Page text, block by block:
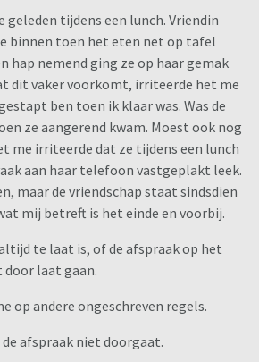
geleden tijdens een lunch. Vriendin
binnen toen het eten net op tafel
hap nemend ging ze op haar gemak
dit vaker voorkomt, irriteerde het me
ben toen ik klaar was. Was de
ze aangerend kwam. Moest ook nog
me irriteerde dat ze tijdens een lunch
aan haar telefoon vastgeplakt leek.
maar de vriendschap staat sindsdien
mij betreft is het einde en voorbij.
te laat is, of de afspraak op het
laat gaan.
op andere ongeschreven regels.
afspraak niet doorgaat.